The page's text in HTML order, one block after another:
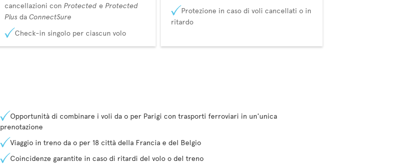
cancellazioni con Protected e Protected
Plusda ConnectSure
Check-in singolo per ciascun volo
Protezione in caso di voli cancellati o in
ritardo
Opportunità di combinare i voli da o per Parigi con trasporti ferroviari in un'unica
prenotazione
Viaggio in treno da o per 18 città della Francia e del Belgio
Coincidenze garantite in caso di ritardi del volo o del treno